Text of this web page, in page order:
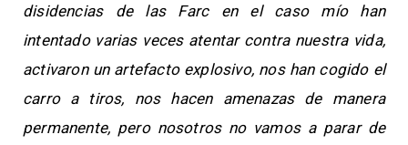
disidencias de las Farc en el caso mío han
intentado varias veces atentar contra nuestra vida,
activaron un artefacto explosivo, nos han cogido el
carro a tiros, nos hacen amenazas de manera
permanente, pero nosotros no vamos a parar de